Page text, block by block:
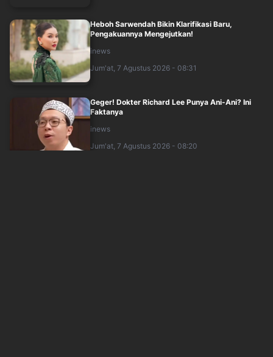
Heboh Sarwendah Bikin Klarifikasi Baru,
Pengakuannya Mengejutkan!
inews
Jum'at, 7 Agustus 2026 - 08:31
Geger! Dokter Richard Lee Punya Ani-Ani? Ini
Faktanya
inews
Jum'at, 7 Agustus 2026 - 08:20